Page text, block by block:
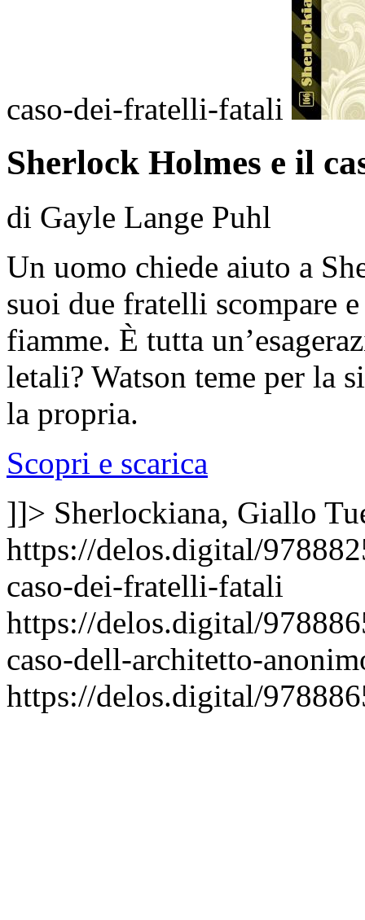
caso-dei-fratelli-fatali
Sherlock Holmes e il
di Gayle Lange Puhl
Un uomo chiede aiuto a
suoi due fratelli scompare
fiamme. È tutta
letali? Watson teme per la
la propria.
Scopri e scarica
]]> Sherlockiana, Giallo
https://delos.digital/
caso-dei-fratelli-fatali
https://delos.digital/
caso-dell-architetto-
https://delos.digital/